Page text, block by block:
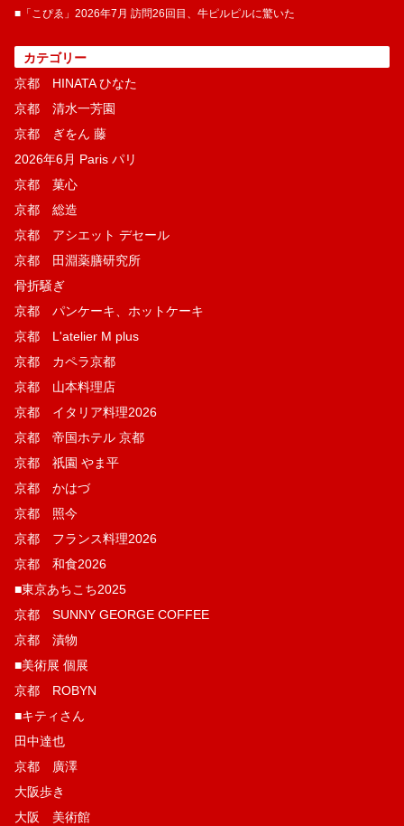
■「こぴゑ」2026年7月 訪問26回目、牛ピルピルに驚いた
カテゴリー
京都 HINATA ひなた
京都 清水一芳園
京都 ぎをん 藤
2026年6月 Paris パリ
京都 菓​心
京都 総造
京都 アシエット デセール
京都 田淵薬膳研究所
骨折騒ぎ
京都 パンケーキ、ホットケーキ
京都 L'atelier M plus
京都 カペラ京都
京都 山本料理店
京都 イタリア料理2026
京都 帝国ホテル 京都
京都 祇園 やま平
京都 かはづ
京都 照今
京都 フランス料理2026
京都 和食2026
■東京あちこち2025
京都 SUNNY GEORGE COFFEE
京都 漬物
■美術展 個展
京都 ROBYN
■キティさん
田中達也
京都 廣澤
大阪歩き
大阪 美術館